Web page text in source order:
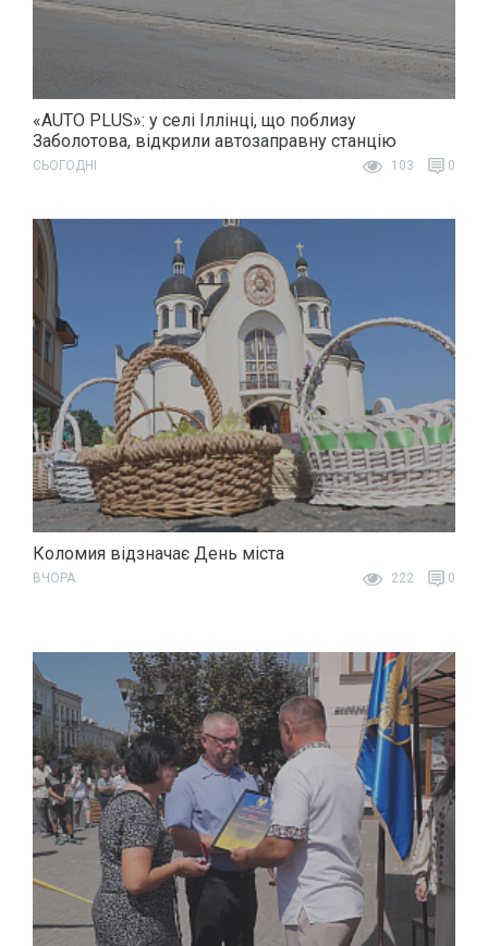
«AUTO PLUS»: у селі Іллінці, що поблизу
Заболотова, відкрили автозаправну станцію
СЬОГОДНІ 103 0
Коломия відзначає День міста
ВЧОРА 222 0